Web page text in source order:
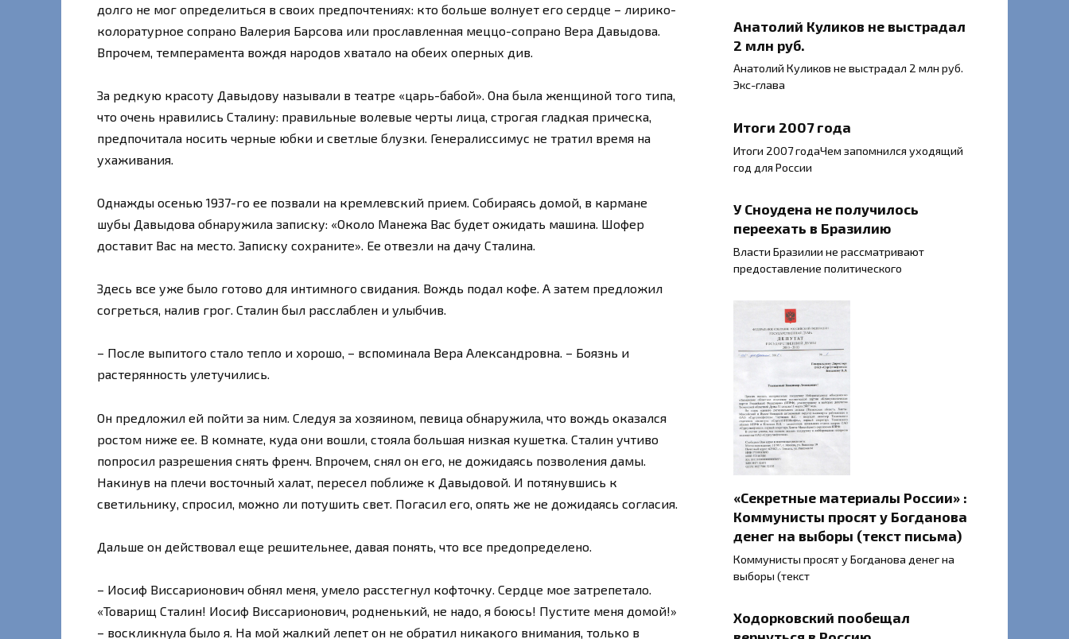
долго не мог определиться в своих предпочтениях: кто больше волнует его сердце – лирико-
колоратурное сопрано Валерия Барсова или прославленная меццо-сопрано Вера Давыдова.
Впрочем, темперамента вождя народов хватало на обеих оперных див.
За редкую красоту Давыдову называли в театре «царь-бабой». Она была женщиной того типа,
что очень нравились Сталину: правильные волевые черты лица, строгая гладкая прическа,
предпочитала носить черные юбки и светлые блузки. Генералиссимус не тратил время на
ухаживания.
Однажды осенью 1937-го ее позвали на кремлевский прием. Собираясь домой, в кармане
шубы Давыдова обнаружила записку: «Около Манежа Вас будет ожидать машина. Шофер
доставит Вас на место. Записку сохраните». Ее отвезли на дачу Сталина.
Здесь все уже было готово для интимного свидания. Вождь подал кофе. А затем предложил
согреться, налив грог. Сталин был расслаблен и улыбчив.
– После выпитого стало тепло и хорошо, – вспоминала Вера Александровна. – Боязнь и
растерянность улетучились.
Он предложил ей пойти за ним. Следуя за хозяином, певица обнаружила, что вождь оказался
ростом ниже ее. В комнате, куда они вошли, стояла большая низкая кушетка. Сталин учтиво
попросил разрешения снять френч. Впрочем, снял он его, не дожидаясь позволения дамы.
Накинув на плечи восточный халат, пересел поближе к Давыдовой. И потянувшись к
светильнику, спросил, можно ли потушить свет. Погасил его, опять же не дожидаясь согласия.
Дальше он действовал еще решительнее, давая понять, что все предопределено.
– Иосиф Виссарионович обнял меня, умело расстегнул кофточку. Сердце мое затрепетало.
«Товарищ Сталин! Иосиф Виссарионович, родненький, не надо, я боюсь! Пустите меня домой!»
– воскликнула было я. На мой жалкий лепет он не обратил никакого внимания, только в
Анатолий Куликов не выстрадал
2 млн руб.
Анатолий Куликов не выстрадал 2 млн руб.
Экс-глава
Итоги 2007 года
Итоги 2007 годаЧем запомнился уходящий
год для России
У Сноудена не получилось
переехать в Бразилию
Власти Бразилии не рассматривают
предоставление политического
«Секретные материалы России» :
Коммунисты просят у Богданова
денег на выборы (текст письма)
Коммунисты просят у Богданова денег на
выборы (текст
Ходорковский пообещал